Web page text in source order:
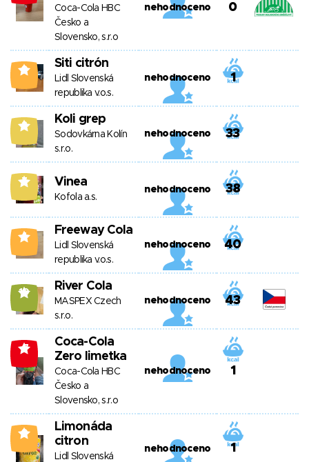
Coca-Cola HBC
Česko a
Slovensko, s.r.o
nehodnoceno 0
0 Siti citrón
Lidl Slovenská
republika v.o.s.
nehodnoceno 1
8 Koli grep
Sodovkárna Kolín
s.r.o.
nehodnoceno 33
7 Vinea
Kofola a.s.
nehodnoceno 38
4 Freeway Cola
Lidl Slovenská
republika v.o.s.
nehodnoceno 40
10 River Cola
MASPEX Czech
s.r.o.
nehodnoceno 43
-7
Coca-Cola
Zero limetka
Coca-Cola HBC
Česko a
Slovensko, s.r.o
nehodnoceno 1
0
Limonáda
citron
Lidl Slovenská
nehodnoceno 1